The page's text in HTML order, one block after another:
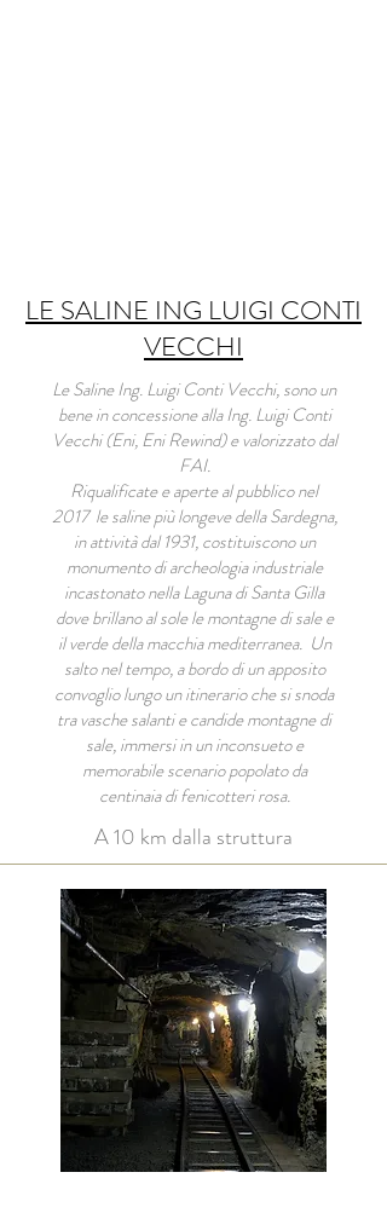
LE SALINE ING LUIGI CONTI
VECCHI
Le Saline Ing. Luigi Conti Vecchi, sono un
bene in concessione alla Ing. Luigi Conti
Vecchi (Eni, Eni Rewind) e valorizzato dal
FAI.
Riqualificate e aperte al pubblico nel
2017 le saline più longeve della Sardegna,
in attività dal 1931, costituiscono un
monumento di archeologia industriale
incastonato nella Laguna di Santa Gilla
dove brillano al sole le montagne di sale e
il verde della macchia mediterranea. Un
salto nel tempo, a bordo di un apposito
convoglio lungo un itinerario che si snoda
tra vasche salanti e candide montagne di
sale, immersi in un inconsueto e
memorabile scenario popolato da
centinaia di fenicotteri rosa.
A 10 km dalla struttura